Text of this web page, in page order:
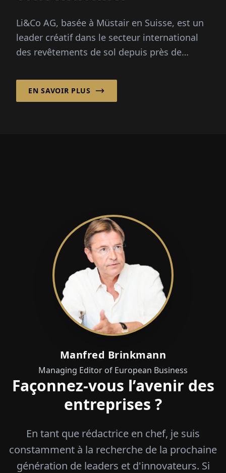
Li&Co AG, basée à Müstair en Suisse, est un
leader créatif dans le secteur international
des revêtements de sol depuis près de
durabilité et des solutions innovantes à
partir de matériaux recyclés, l'entreprise
EN SAVOIR PLUS
Manfred Brinkmann
Managing Editor of European Business
Façonnez-vous l’avenir des
entreprises ?
En tant que rédactrice en chef, je suis
constamment à la recherche de la prochaine
génération de leaders et d'innovateurs. Si